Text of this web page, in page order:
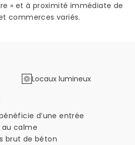
» et à proximité immédiate de
commerces variés.
Locaux lumineux
d’une entrée
calme
brut de béton